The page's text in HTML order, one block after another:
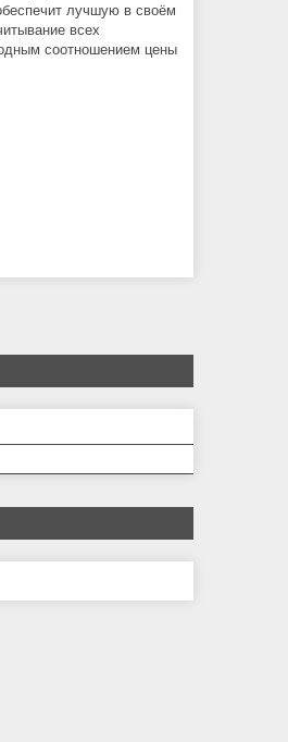
лучшую в своём
всех
соотношением цены